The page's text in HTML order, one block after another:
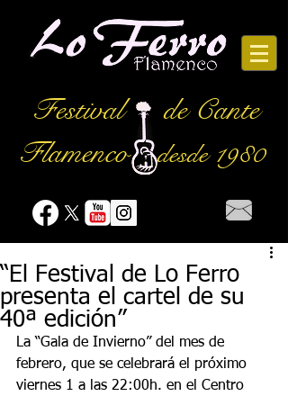
Festival
de Cante
Flamencodesde 1980
“El Festival de Lo Ferro
presenta el cartel de su
40ª edición”
La “Gala de Invierno” del mes de
febrero, que se celebrará el próximo
viernes 1 a las 22:00h. en el Centro